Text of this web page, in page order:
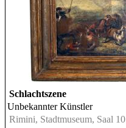
Schlachtszene
Unbekannter Künstler
Rimini, Stadtmuseum, Saal 10